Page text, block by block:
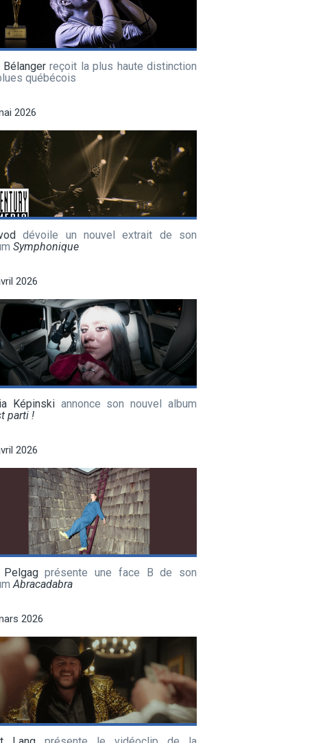
Bélangerreçoit la plus haute distinction
québécois
2026
dévoile un nouvel extrait de son
Symphonique
2026
Képinskiannonce son nouvel album
parti !
2026
présente une face B de son
Abracadabra
2026